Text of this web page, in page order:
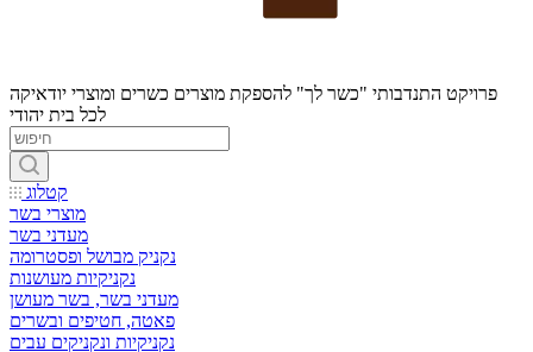
פרויקט התנדבותי "כשר לך" להספקת מוצרים כשרים ומוצרי יודאיקה
לכל בית יהודי
קטלוג
מוצרי בשר
מעדני בשר
נקניק מבושל ופסטרומה
נקניקיות מעושנות
מעדני בשר, בשר מעושן
פאטה, חטיפים ובשרים
נקניקיות ונקניקים עבים